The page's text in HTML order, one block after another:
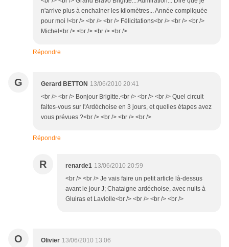
n'arrive plus à enchainer les kilomètres... Année compliquée
pour moi !<br /> <br /> <br /> Félicitations<br /> <br /> <br />
Michel<br /> <br /> <br /> <br />
Répondre
G Gerard BETTON 13/06/2010 20:41
<br /> <br /> Bonjour Brigitte.<br /> <br /> <br /> Quel circuit
faites-vous sur l'Ardéchoise en 3 jours, et quelles étapes avez
vous prévues ?<br /> <br /> <br /> <br />
Répondre
R renarde1 13/06/2010 20:59
<br /> <br /> Je vais faire un petit article là-dessus
avant le jour J; Chataigne ardéchoise, avec nuits à
Gluiras et Laviolle<br /> <br /> <br /> <br />
O Olivier 13/06/2010 13:06